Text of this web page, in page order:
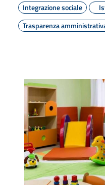
Integrazione sociale
Trasparenza